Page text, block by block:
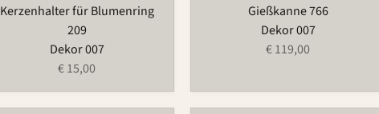
Kerzenhalter für Blumenring
209
Dekor 007
€ 15,00
Gießkanne 766
Dekor 007
€ 119,00